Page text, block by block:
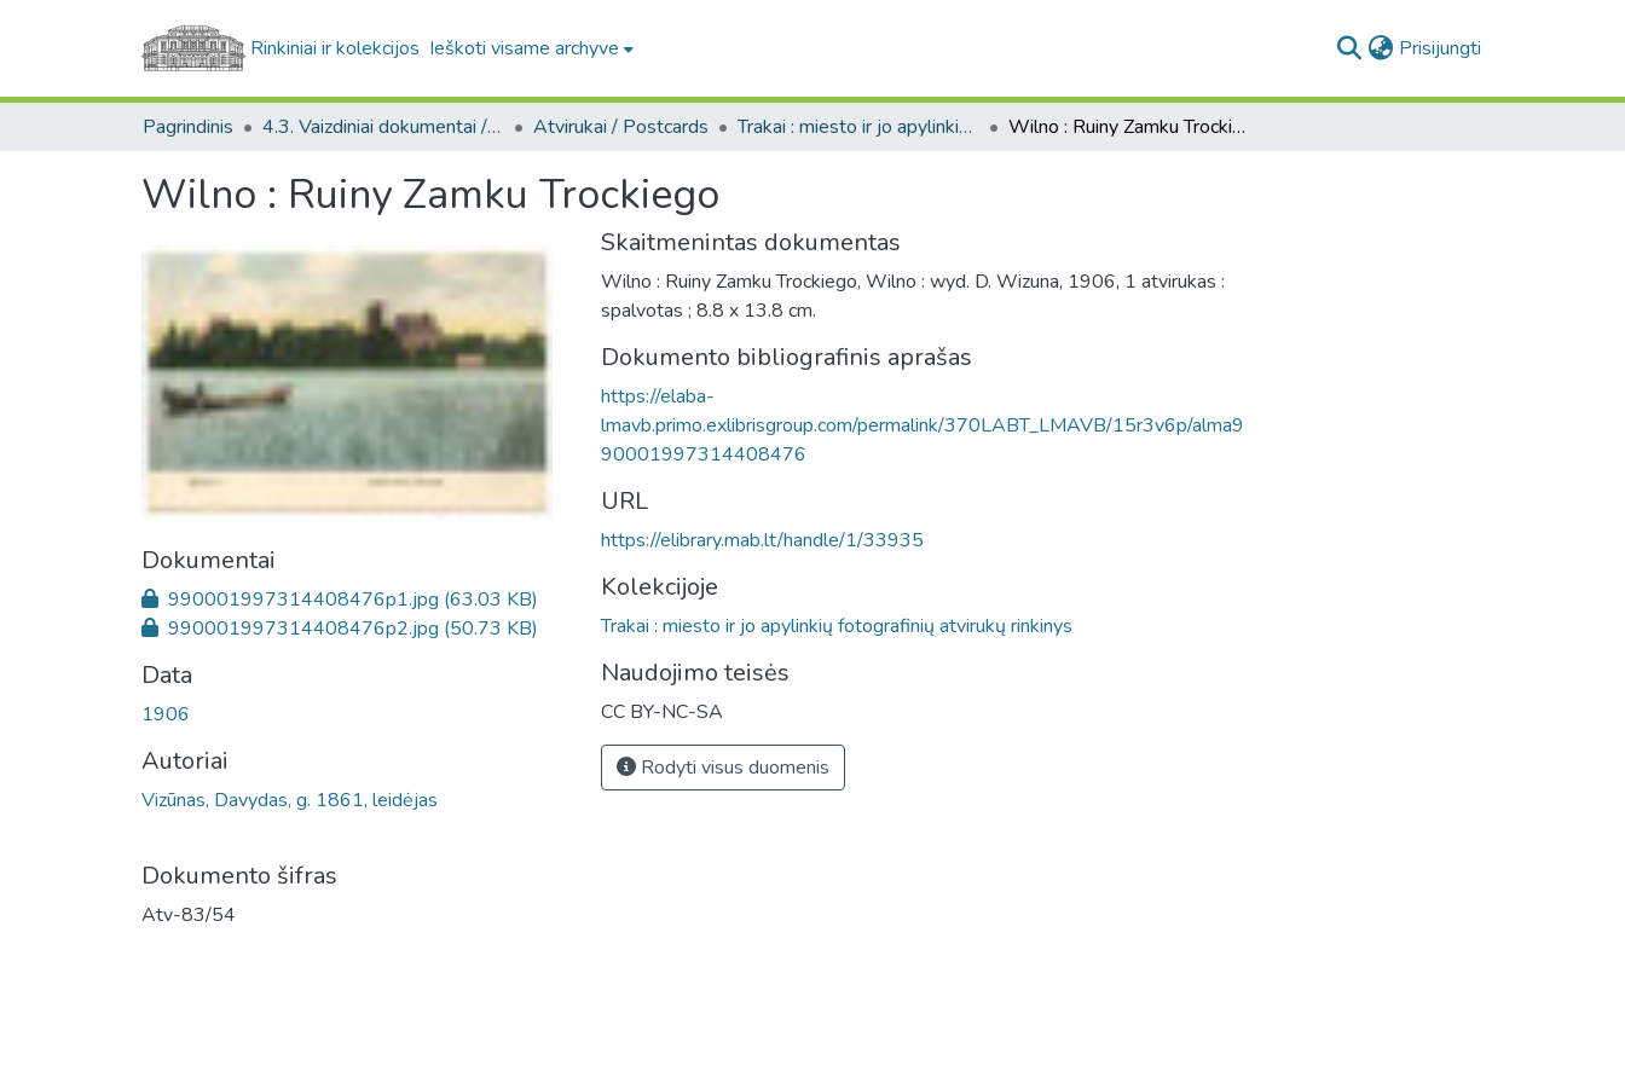
Rinkiniai ir kolekcijos Ieškoti visame archyve Prisijungti
Pagrindinis 4.3. Vaizdiniai dokumentai / Visual documents Atvirukai / Postcards Trakai : miesto ir jo apylinkių fotografinių atvirukų rinkinys Wilno : Ruiny Zamku Trockiego
Wilno : Ruiny Zamku Trockiego
Dokumentai
990001997314408476p1.jpg (63.03 KB)
990001997314408476p2.jpg (50.73 KB)
Data
1906
Autoriai
Vizūnas, Davydas, g. 1861, leidėjas
Dokumento šifras
Atv-83/54
Skaitmenintas dokumentas
Wilno : Ruiny Zamku Trockiego, Wilno : wyd. D. Wizuna, 1906, 1 atvirukas :
spalvotas ; 8.8 x 13.8 cm.
Dokumento bibliografinis aprašas
https://elaba-
lmavb.primo.exlibrisgroup.com/permalink/370LABT_LMAVB/15r3v6p/alma9
90001997314408476
URL
https://elibrary.mab.lt/handle/1/33935
Kolekcijoje
Trakai : miesto ir jo apylinkių fotografinių atvirukų rinkinys
Naudojimo teisės
CC BY-NC-SA
Rodyti visus duomenis